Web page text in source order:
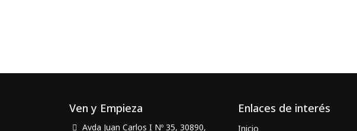
Ven y Empieza
Avda Juan Carlos I Nº 35, 30890,
Enlaces de interés
Inicio